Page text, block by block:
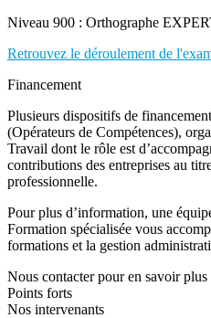
Niveau 900 : Orthographe
Retrouvez le déroulement de
Financement
Plusieurs dispositifs de
(Opérateurs de Compétences),
Travail dont le rôle est
contributions des entreprises au
professionnelle.
Pour plus d’information, une
Formation spécialisée vous
formations et la gestion
Nous contacter pour en savoir plus
Points forts
Nos intervenants